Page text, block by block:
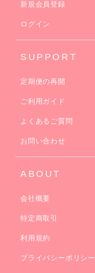
新規会員登録
ログイン
SUPPORT
定期便の再開
ご利用ガイド
よくあるご質問
お問い合わせ
ABOUT
会社概要
特定商取引
利用規約
プライバシーポリシー